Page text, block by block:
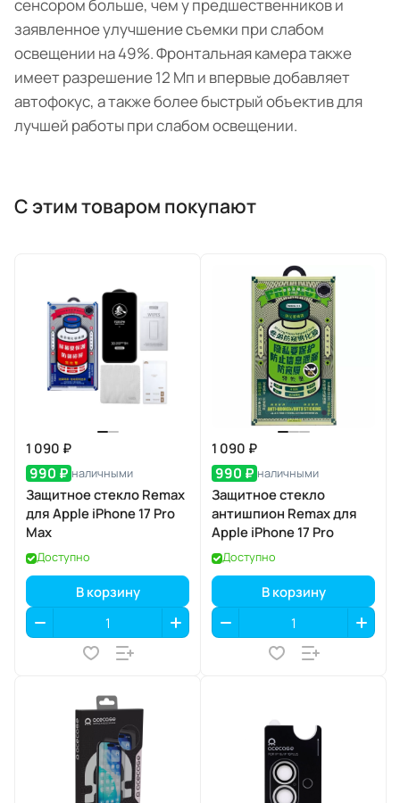
сенсором больше, чем у предшественников и
заявленное улучшение съемки при слабом
освещении на 49%. Фронтальная камера также
имеет разрешение 12 Мп и впервые добавляет
автофокус, а также более быстрый объектив для
лучшей работы при слабом освещении.
С этим товаром покупают
1 090 ₽
990 ₽ наличными
Защитное стекло Remax
для Apple iPhone 17 Pro
Max
Доступно
В корзину
1 090 ₽
990 ₽ наличными
Защитное стекло
антишпион Remax для
Apple iPhone 17 Pro
Доступно
В корзину